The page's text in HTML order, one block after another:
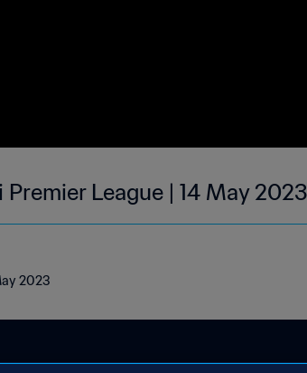
League | 14 May 2023
2023